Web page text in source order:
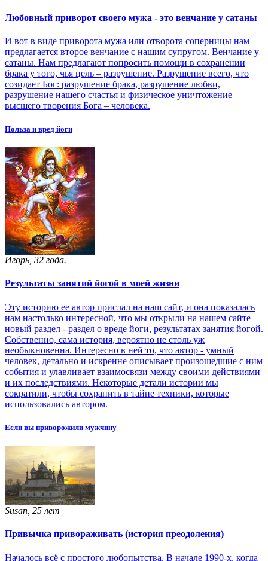
Любовный приворот своего мужа - это венчание у сатаны
И вот в виде приворота мужа или отворота соперницы нам
предлагается второе венчание с нашим супругом. Венчание у
сатаны. Нам предлагают попросить помощи в сохранении
брака у того, чья цель – разрушение. Разрушение всего, что
созидает Бог: разрушение брака, разрушение любви,
разрушение нашего счастья и физическое уничтожение
высшего творения Бога – человека.
Польза и вред йоги
Игорь, 32 года.
Результаты занятий йогой в моей жизни
Эту историю ее автор прислал на наш сайт, и она показалась
нам настолько интересной, что мы открыли на нашем сайте
новый раздел - раздел о вреде йоги, результатах занятия йогой.
Собственно, сама история, вероятно не столь уж
необыкновенна. Интересно в ней то, что автор - умный
человек, детально и искренне описывает произошедшие с ним
события и улавливает взаимосвязи между своими действиями
и их последствиями. Некоторые детали истории мы
сократили, чтобы сохранить в тайне техники, которые
использовались автором.
Если вы приворожили мужчину
Susan, 25 лет
Привычка привораживать (история преодоления)
Началось всё с простого любопытства. В начале 1990-х, когда